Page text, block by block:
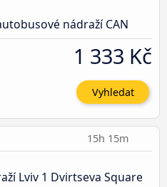
nádraží CAN
1 333 Kč
Vyhledat
15h 15m
Lviv 1 Dvirtseva Square